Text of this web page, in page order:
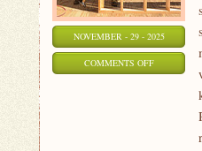
NOVEMBER - 29 - 2025
COMMENTS OFFON